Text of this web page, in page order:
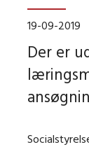
19-09-2019
Der er